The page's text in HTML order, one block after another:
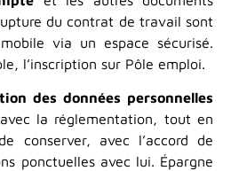
du contrat de travail sont
via un espace sécurisé.
l’inscription sur Pôle emploi.
des données personnelles
la réglementation, tout en
conserver, avec l’accord de
ponctuelles avec lui. Épargne